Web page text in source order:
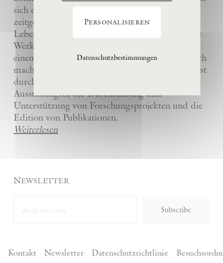
sich dem Verständnis und der Wertschätzung
zeitgenössischer Kunst, insbesondere des
Lebenswerks von Anselm Kiefer, indem sie seine
Werke und die anderer Künstler bewahrt und
einem breiten Publikum in La Ribaute zugänglich
macht. Die Stiftung fördert zeitgenössische Kunst
durch die Organisation von internationalen
Ausstellungen, die Durchführung und
Unterstützung von Forschungsprojekten und die
Edition von Publikationen.
Weiterlesen
Newsletter
Subscribe
Kontakt Newsletter Datenschutzrichtlinie
Personalisieren
Datenschutzbestimmungen